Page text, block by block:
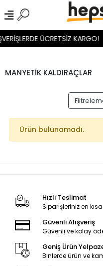
ÜCRETSİZ KARGO!
MANYETİK KALDIRAÇLAR
Ürün bulunamadı.
Hızlı Teslimat
Siparişleriniz en
Güvenli Alışveriş
Güvenli ve kolay
Geniş Ürün
Binlerce ürün ve